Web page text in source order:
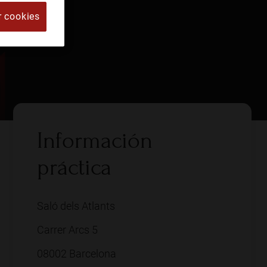
Información
práctica
Saló dels Atlants
Carrer Arcs 5
08002 Barcelona
cookies